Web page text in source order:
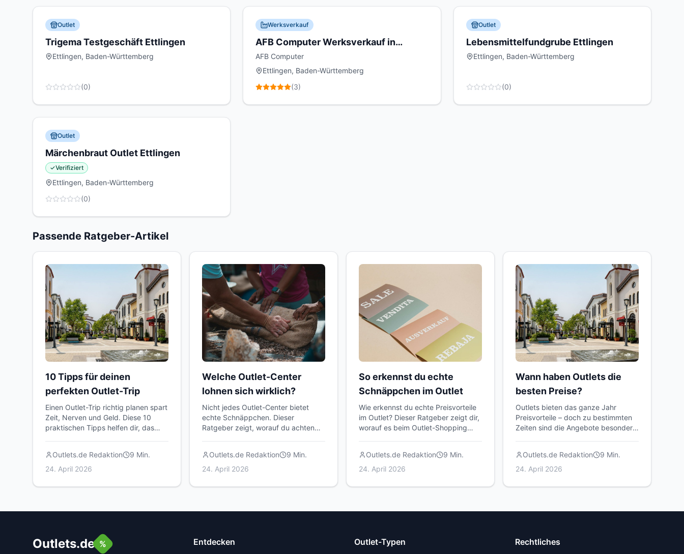
Outlet
Trigema Testgeschäft Ettlingen
Ettlingen, Baden-Württemberg
(0)
Werksverkauf
AFB Computer Werksverkauf in
Ettlingen
AFB Computer
Ettlingen, Baden-Württemberg
(3)
Outlet
Lebensmittelfundgrube Ettlingen
Ettlingen, Baden-Württemberg
(0)
Outlet
Märchenbraut Outlet Ettlingen
✓Verifiziert
Ettlingen, Baden-Württemberg
(0)
Passende Ratgeber-Artikel
10 Tipps für deinen
perfekten Outlet-Trip
Einen Outlet-Trip richtig planen spart
Zeit, Nerven und Geld. Diese 10
praktischen Tipps helfen dir, das
Lagerverkäufen herauszuholen.
Outlets.de Redaktion 9 Min.
24. April 2026
Welche Outlet-Center
lohnen sich wirklich?
Nicht jedes Outlet-Center bietet
echte Schnäppchen. Dieser
Ratgeber zeigt, worauf du achten
Besuch herausholst.
Outlets.de Redaktion 9 Min.
24. April 2026
So erkennst du echte
Schnäppchen im Outlet
Wie erkennst du echte Preisvorteile
im Outlet? Dieser Ratgeber zeigt dir,
worauf es beim Outlet-Shopping
Qualitätscheck.
Outlets.de Redaktion 9 Min.
24. April 2026
Wann haben Outlets die
besten Preise?
Outlets bieten das ganze Jahr
Preisvorteile – doch zu bestimmten
Zeiten sind die Angebote besonders
Outlets.de Redaktion 9 Min.
24. April 2026
Outlets.de % Entdecken Outlet-Typen Rechtliches